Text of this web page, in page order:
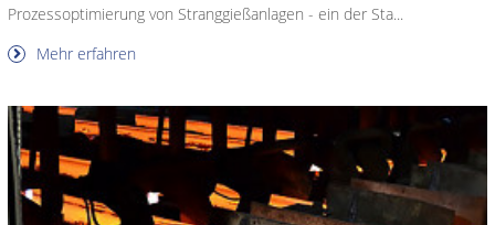
Prozessoptimierung von Stranggießanlagen - ein der Sta...
Mehr erfahren